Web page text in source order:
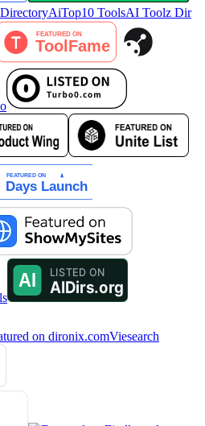
AiTop10 ToolsAI Toolz Dir
Viesearch